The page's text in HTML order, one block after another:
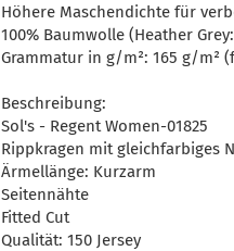
Höhere Maschendichte für
100% Baumwolle (Heather
Grammatur in g/m²: 165 g/m²
Beschreibung:
Sol's - Regent Women-01825
Rippkragen mit gleichfarbiges
Ärmellänge: Kurzarm
Seitennähte
Fitted Cut
Qualität: 150 Jersey